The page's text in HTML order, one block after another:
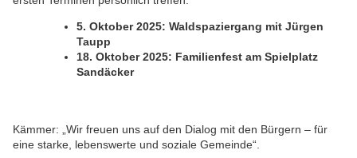
5. Oktober 2025: Waldspaziergang mit Jürgen
Taupp
18. Oktober 2025: Familienfest am Spielplatz
Sandäcker
Kämmer: „Wir freuen uns auf den Dialog mit den Bürgern – für
eine starke, lebenswerte und soziale Gemeinde“.